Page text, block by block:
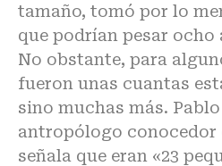
tamaño, tomó por lo
que podrían pesar ocho
No obstante, para
fueron unas cuantas
sino muchas más.
antropólogo conocedor
señala que eran «23